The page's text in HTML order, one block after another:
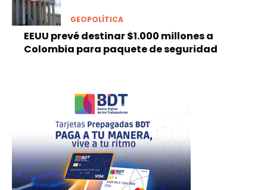
GEOPOLÍTICA
EEUU prevé destinar $1.000 millones a
Colombia para paquete de seguridad